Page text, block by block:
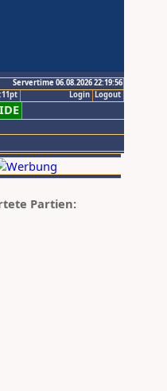
Servertime 06.08.2026 22:19:56
Logout
Login
Partien: